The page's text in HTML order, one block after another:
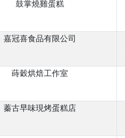
鼓掌燒雞蛋糕
嘉冠喜食品有限公司
蒔穀烘焙工作室
蓁古早味現烤蛋糕店